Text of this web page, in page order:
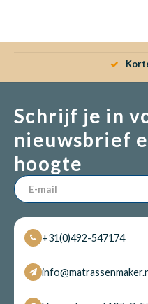
Schrijf je in
nieuwsbrief
hoogte
+31(0)492-547174